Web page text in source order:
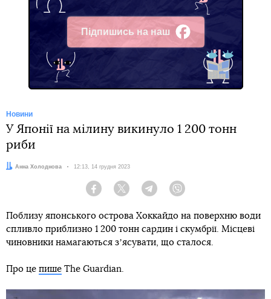
Підпишись на наш
Facebook
Новини
У Японії на мілину викинуло 1 200 тонн
риби
Автор:
Анна Холоднова Дата:
12:13, 14 грудня 2023
Facebook Twitter Telegram
Поблизу японського острова Хоккайдо на поверхню води
спливло приблизно 1 200 тонн сардин і скумбрії. Місцеві
чиновники намагаються зʼясувати, що сталося.
Про це пише The Guardian.